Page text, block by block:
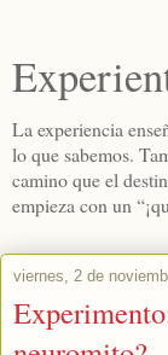
La experiencia
lo que sabemos.
camino que el
empieza con un
viernes, 2 de